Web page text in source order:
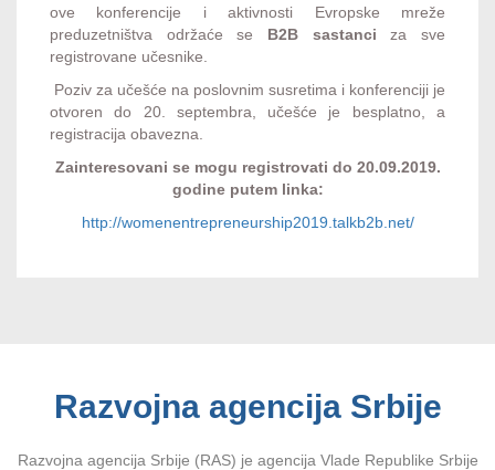
ove konferencije i aktivnosti Evropske mreže
preduzetništva održaće se B2B sastanci za sve
registrovane učesnike.
Poziv za učešće na poslovnim susretima i konferenciji je
otvoren do 20. septembra, učešće je besplatno, a
registracija obavezna.
Zainteresovani se mogu registrovati do 20.09.2019.
godine putem linka:
http://womenentrepreneurship2019.talkb2b.net/
Razvojna agencija Srbije
Razvojna agencija Srbije (RAS) je agencija Vlade Republike Srbije